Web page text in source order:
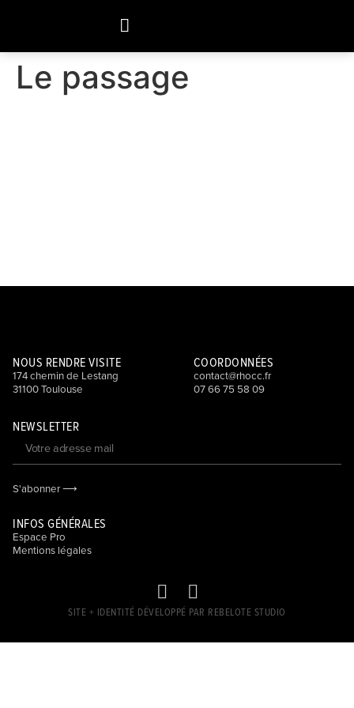
Le passage
INFOS GÉNÉRALES
Espace Pro
Mentions légales
NOUS RENDRE VISITE
174 chemin de Lestang
31100 Toulouse
COORDONNÉES
contact@rhocc.fr
07 66 75 58 09
NEWSLETTER
S'abonner ⟶
SITE + IDENTITÉ DÉVELOPPÉ PAR REBELOTE STUDIO